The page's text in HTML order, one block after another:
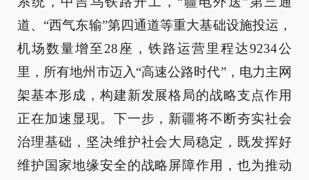
道、“西气东输”第四通道等重大基础设施投运，
机场数量增至28座，铁路运营里程达9234公
里，所有地州市迈入“高速公路时代”，电力主网
架基本形成，构建新发展格局的战略支点作用
正在加速显现。下一步，新疆将不断夯实社会
治理基础，坚决维护社会大局稳定，既发挥好
维护国家地缘安全的战略屏障作用，也为推动